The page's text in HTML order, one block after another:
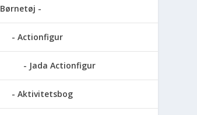
Børnetøj -
Actionfigur
Jada Actionfigur
Aktivitetsbog